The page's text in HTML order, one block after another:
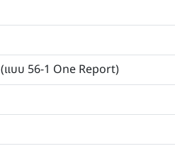
(แบบ 56-1 One Report)